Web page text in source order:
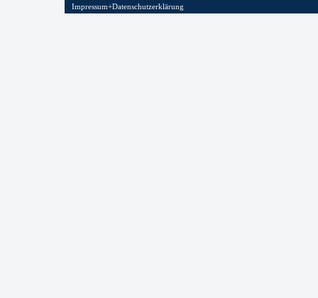
Impressum+Datenschutzerklärung